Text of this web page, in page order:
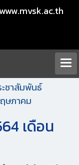
ะชาสัมพันธ์
ษภาคม
เดือน